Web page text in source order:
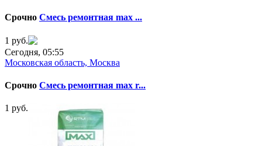
Срочно Смесь ремонтная max ...
1 руб.
Сегодня, 05:55
Московская область, Москва
Срочно Смесь ремонтная max r...
1 руб.